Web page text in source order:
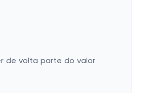
de volta parte do valor